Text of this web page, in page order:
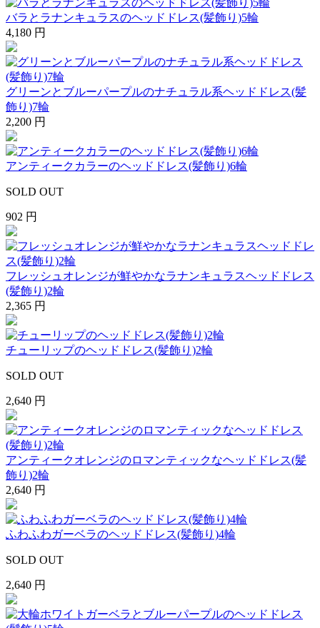
バラとラナンキュラスのヘッドドレス(髪飾り)5輪
4,180 円
グリーンとブルーパープルのナチュラル系ヘッドドレス(髪
飾り)7輪
2,200 円
アンティークカラーのヘッドドレス(髪飾り)6輪
SOLD OUT
902 円
フレッシュオレンジが鮮やかなラナンキュラスヘッドドレス
(髪飾り)2輪
2,365 円
チューリップのヘッドドレス(髪飾り)2輪
SOLD OUT
2,640 円
アンティークオレンジのロマンティックなヘッドドレス(髪
飾り)2輪
2,640 円
ふわふわガーベラのヘッドドレス(髪飾り)4輪
SOLD OUT
2,640 円